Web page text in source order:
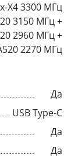
X4 3300 МГц
3150 МГц +
2960 МГц +
2270 МГц
Да
USB Type-C
Да
Да